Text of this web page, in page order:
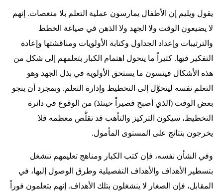
يقول ويليم إن الأطفال يمارسون عملية التعلم بلا منغصات. إنهم
لا يضيعون الوقت ولا الجهد ولا الذهن في صياغة الخطط
والترتيبات وإعداد الجداول وكتابة الأولويات ومناقشتها وإعادة
التفكير فيها. كثيراً ما يتحول اهتمام الكبار بتعلمهم إلى شكل من
هذه الأشكال فينسون ما يستحق الأولوية في بذل الجهد وهو
التعلم نفسه ليتحوَّل إلى التخطيط وإدارة التعلم. وبمجرد أن ينجو
بعض الوقت (الذي أصبح قصيراً حينئذ) من الوقوع في دائرة
التخطيط، سيكون التركيز والتأهب قد تقلَّص معظمه فلا
يخرجون بنتائج على المستوى المأمول.
وفي الشأن نفسه، فإن كتب الكبار ومناهج تعليمهم تنشغل
بتسطير الأهداف والأهداف التفصيلية وطرق الوصول إليها، في
المقابل، فإن الصغار لا ينشغلون بتلك الأهداف. إنهم يتعلمون فوراً